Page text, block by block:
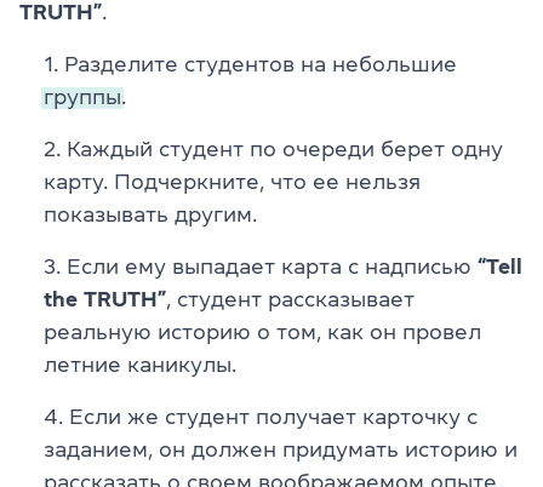
TRUTH”
Разделите студентов на небольшие
группы.
Каждый студент по очереди берет одну
карту. Подчеркните, что ее нельзя
показывать другим.
Если ему выпадает карта с надписью “Tell
the TRUTH” , студент рассказывает
реальную историю о том, как он провел
летние каникулы.
Если же студент получает карточку с
заданием, он должен придумать историю и
рассказать о своем воображаемом опыте.